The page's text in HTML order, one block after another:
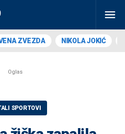
ZVEZDA NIKOLA JOKIĆ
SPORTOVI